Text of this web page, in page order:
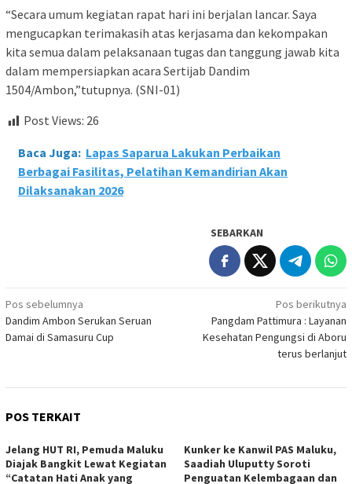
“Secara umum kegiatan rapat hari ini berjalan lancar. Saya
mengucapkan terimakasih atas kerjasama dan kekompakan
kita semua dalam pelaksanaan tugas dan tanggung jawab kita
dalam mempersiapkan acara Sertijab Dandim
1504/Ambon,”tutupnya. (SNI-01)
Post Views: 26
Baca Juga: Lapas Saparua Lakukan Perbaikan
Berbagai Fasilitas, Pelatihan Kemandirian Akan
Dilaksanakan 2026
SEBARKAN
Navigasi
pos
Pos sebelumnya
Dandim Ambon Serukan Seruan
Damai di Samasuru Cup
Pos berikutnya
Pangdam Pattimura : Layanan
Kesehatan Pengungsi di Aboru
terus berlanjut
POS TERKAIT
Jelang HUT RI, Pemuda Maluku
Diajak Bangkit Lewat Kegiatan
“Catatan Hati Anak yang
Kunker ke Kanwil PAS Maluku,
Saadiah Uluputty Soroti
Penguatan Kelembagaan dan